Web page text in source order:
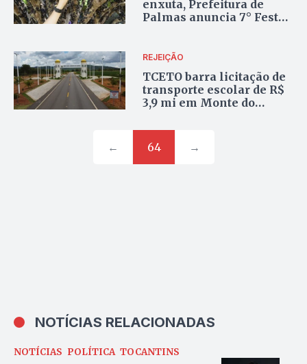
enxuta, Prefeitura de
Palmas anuncia 7° Festa
REJEIÇÃO
TCETO barra licitação de
transporte escolar de R$
3,9 mi em Monte do
← 64 →
NOTÍCIAS RELACIONADAS
NOTÍCIAS POLÍTICA TOCANTINS